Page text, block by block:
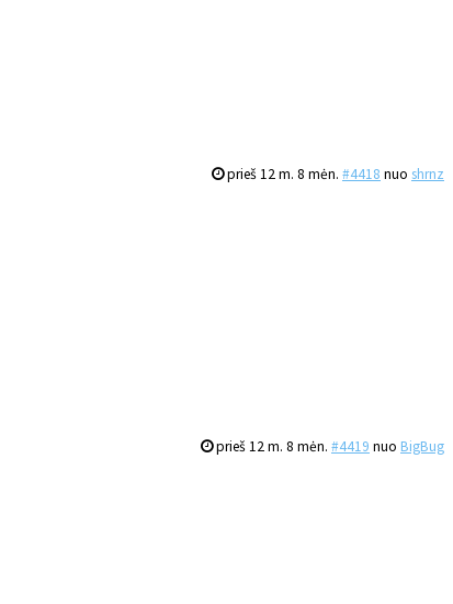
prieš 12 m. 8 mėn. #4418 nuo shrnz
prieš 12 m. 8 mėn. #4419 nuo BigBug